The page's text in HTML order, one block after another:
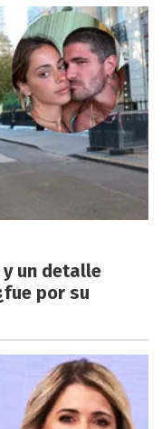
un detalle
por su